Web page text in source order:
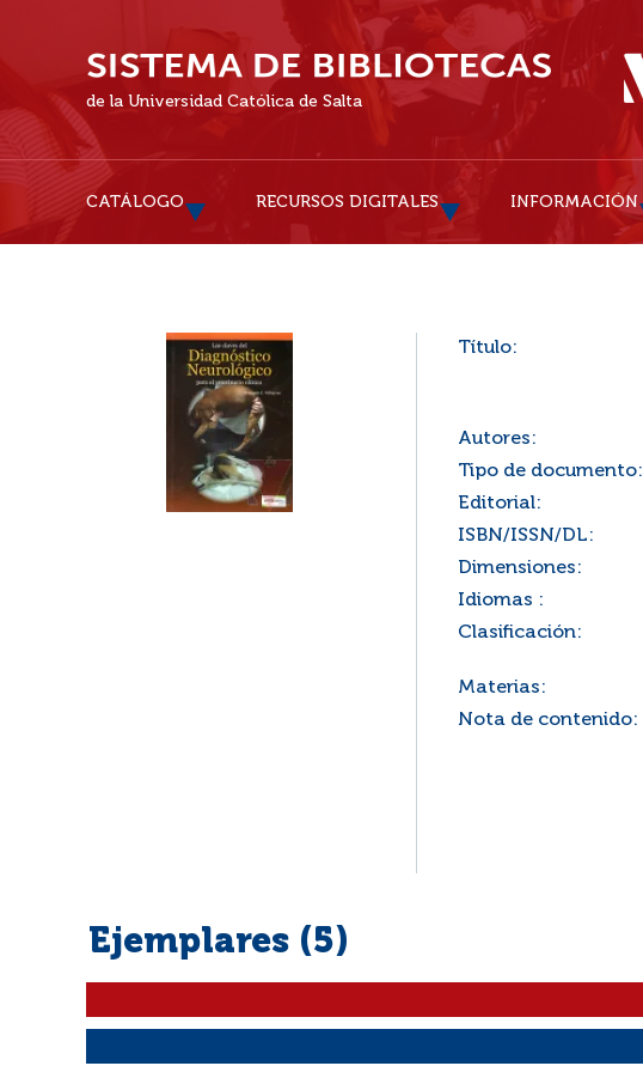
de la Universidad Católica de Salta
CATÁLOGO RECURSOS DIGITALES INFORMACIÓN
Título:
Autores:
Tipo de documento:
Editorial:
ISBN/ISSN/DL:
Dimensiones:
Idiomas :
Clasificación:
Materias:
Nota de contenido:
Ejemplares (5)